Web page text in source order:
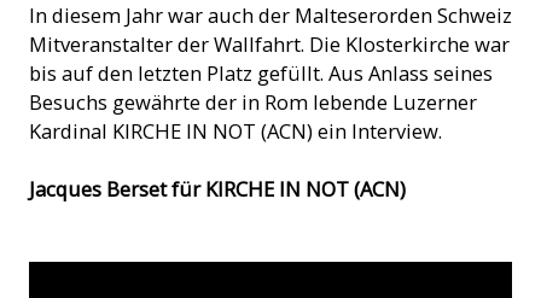
In diesem Jahr war auch der Malteserorden Schweiz
Mitveranstalter der Wallfahrt. Die Klosterkirche war
bis auf den letzten Platz gefüllt. Aus Anlass seines
Besuchs gewährte der in Rom lebende Luzerner
Kardinal KIRCHE IN NOT (ACN) ein Interview.
Jacques Berset für KIRCHE IN NOT (ACN)